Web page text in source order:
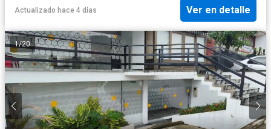
Actualizado hace 4 días Ver en detalle
1/20